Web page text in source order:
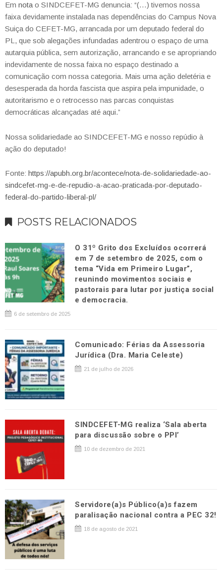
Em nota o SINDCEFET-MG denuncia: “(…) tivemos nossa
faixa devidamente instalada nas dependências do Campus Nova
Suiça do CEFET-MG, arrancada por um deputado federal do
PL, que sob alegações infundadas adentrou o espaço de uma
autarquia pública, sem autorização, arrancando e se apropriando
indevidamente de nossa faixa no espaço destinado a
comunicação com nossa categoria. Mais uma ação deletéria e
desesperada da horda fascista que aspira pela impunidade, o
autoritarismo e o retrocesso nas parcas conquistas
democráticas alcançadas até aqui.”
Nossa solidariedade ao SINDCEFET-MG e nosso repúdio à
ação do deputado!
Fonte: https://apubh.org.br/acontece/nota-de-solidariedade-ao-
sindcefet-mg-e-de-repudio-a-acao-praticada-por-deputado-
federal-do-partido-liberal-pl/
POSTS RELACIONADOS
O 31º Grito dos Excluídos ocorrerá
em 7 de setembro de 2025, com o
tema “Vida em Primeiro Lugar”,
reunindo movimentos sociais e
pastorais para lutar por justiça social
e democracia.
6 de setembro de 2025
Comunicado: Férias da Assessoria
Jurídica (Dra. Maria Celeste)
21 de julho de 2026
SINDCEFET-MG realiza ‘Sala aberta
para discussão sobre o PPI’
10 de dezembro de 2021
Servidore(a)s Público(a)s fazem
paralisação nacional contra a PEC 32!
18 de agosto de 2021